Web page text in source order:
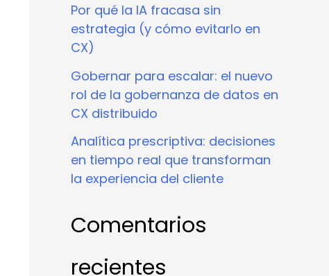
Por qué la IA fracasa sin
estrategia (y cómo evitarlo en
CX)
Gobernar para escalar: el nuevo
rol de la gobernanza de datos en
CX distribuido
Analítica prescriptiva: decisiones
en tiempo real que transforman
la experiencia del cliente
Comentarios
recientes